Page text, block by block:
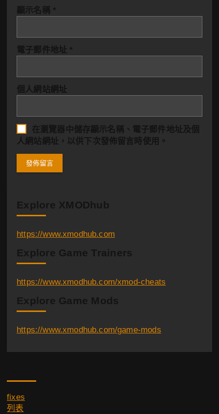
顯示名稱 *
電子郵件地址 *
個人網站網址
在瀏覽器 中儲存顯示名稱、電子郵件地址及個
人網站網址，以供下次發佈留言時使用。
Explore XMODhub
https://www.xmodhub.com
Explore Game Trainers
https://www.xmodhub.com/xmod-cheats
Explore Game Mods
https://www.xmodhub.com/game-mods
fixes
列表